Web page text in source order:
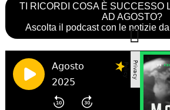
TI RICORDI COSA È SUCCESSO
AD AGOSTO?
Ascolta il podcast con le notizie